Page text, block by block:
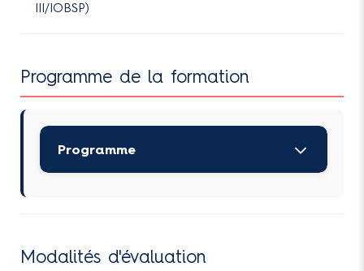
III/IOBSP)
Programme de la formation
Programme
Module 2 : LE CREDIT
Modalités d'évaluation